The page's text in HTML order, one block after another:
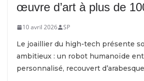
œuvre d’art à plus de
10 avril 2026 SP
Le joaillier du high-tech présente
ambitieux : un robot humanoïde
personnalisé, recouvert